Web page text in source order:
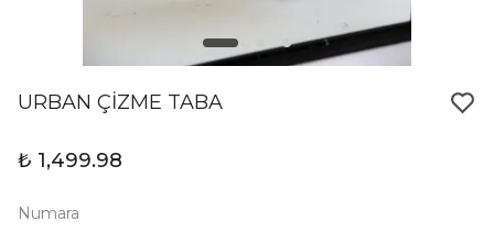
URBAN ÇİZME TABA
₺ 1,499.98
Numara